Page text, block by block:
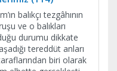
balıkçı tezgâhının
ve o balıkları
durumu dikkate
tereddüt anları
biri olarak